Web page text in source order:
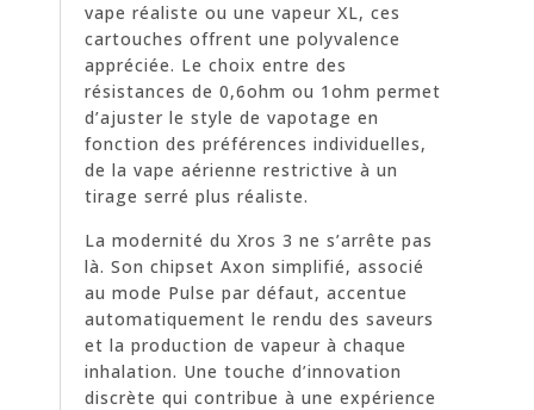
vape réaliste ou une vapeur XL, ces
cartouches offrent une polyvalence
appréciée. Le choix entre des
résistances de 0,6ohm ou 1ohm permet
d’ajuster le style de vapotage en
fonction des préférences individuelles,
de la vape aérienne restrictive à un
tirage serré plus réaliste.
La modernité du Xros 3 ne s’arrête pas
là. Son chipset Axon simplifié, associé
au mode Pulse par défaut, accentue
automatiquement le rendu des saveurs
et la production de vapeur à chaque
inhalation. Une touche d’innovation
discrète qui contribue à une expérience